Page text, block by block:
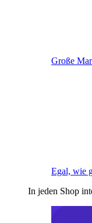
Große
Egal, wie
In jeden Shop